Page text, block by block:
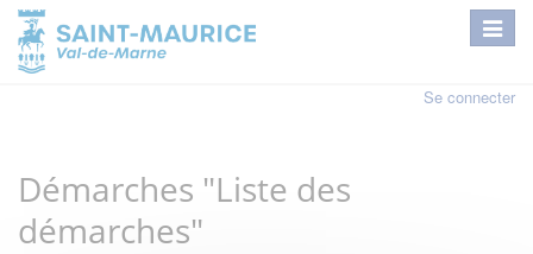
Se connecter
Démarches "Liste des
démarches"